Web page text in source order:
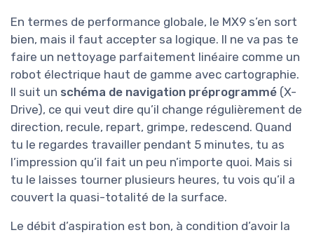
En termes de performance globale, le MX9 s’en sort
bien, mais il faut accepter sa logique. Il ne va pas te
faire un nettoyage parfaitement linéaire comme un
robot électrique haut de gamme avec cartographie.
Il suit un schéma de navigation préprogrammé (X-
Drive), ce qui veut dire qu’il change régulièrement de
direction, recule, repart, grimpe, redescend. Quand
tu le regardes travailler pendant 5 minutes, tu as
l’impression qu’il fait un peu n’importe quoi. Mais si
tu le laisses tourner plusieurs heures, tu vois qu’il a
couvert la quasi-totalité de la surface.
Le débit d’aspiration est bon, à condition d’avoir la